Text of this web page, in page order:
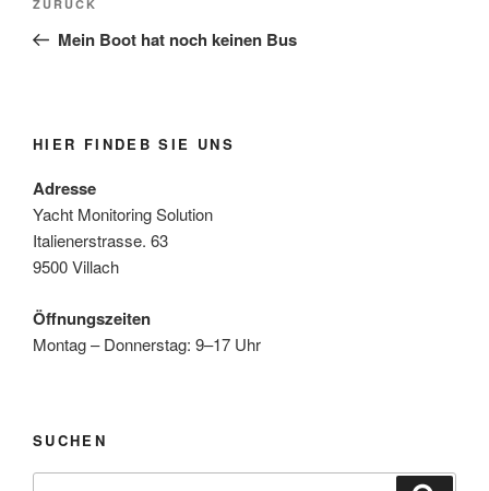
Vorheriger
Beitrag
ZURÜCK
Mein Boot hat noch keinen Bus
HIER FINDEB SIE UNS
Adresse
Yacht Monitoring Solution
Italienerstrasse. 63
9500 Villach
Öffnungszeiten
Montag – Donnerstag: 9–17 Uhr
SUCHEN